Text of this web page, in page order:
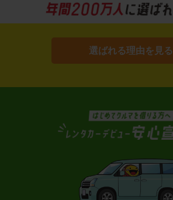
選ばれる理由を見る